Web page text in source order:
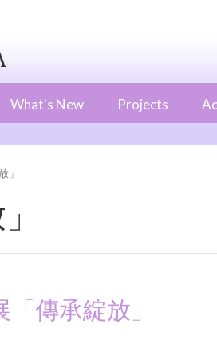
What's New Projects
」
傳承綻放」